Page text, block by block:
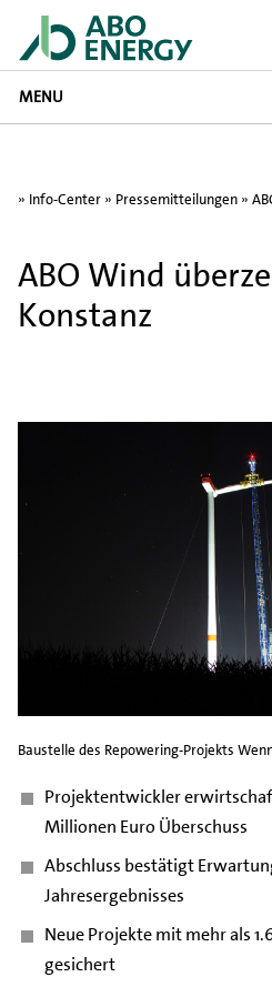
MENU
» Info-Center » Pressemitteilungen »
ABO Wind
Konstanz
Baustelle des Repowering-Projekts
Projektentwickler
Millionen Euro Überschuss
Abschluss bestätigt
Jahresergebnisses
Neue Projekte mit mehr als
gesichert